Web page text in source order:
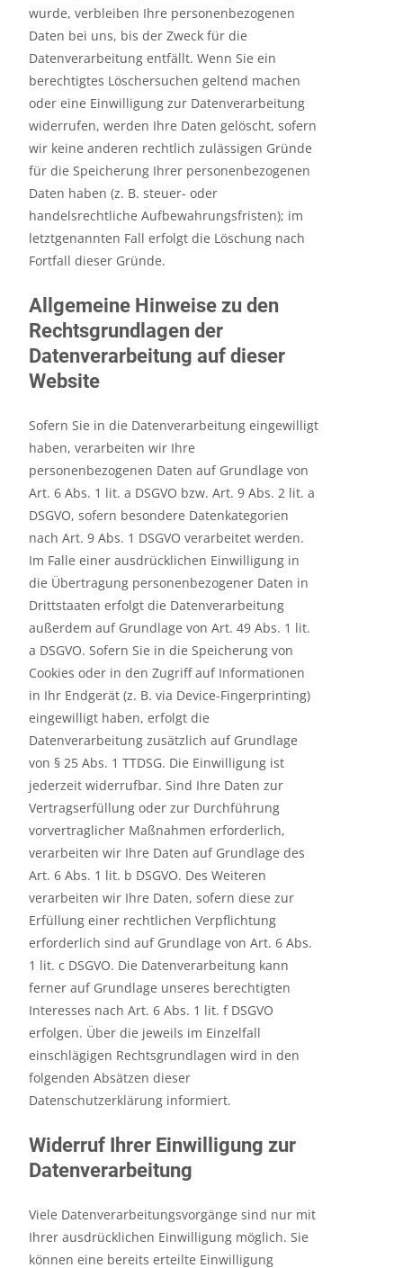
wurde, verbleiben Ihre personenbezogenen
Daten bei uns, bis der Zweck für die
Datenverarbeitung entfällt. Wenn Sie ein
berechtigtes Löschersuchen geltend machen
oder eine Einwilligung zur Datenverarbeitung
widerrufen, werden Ihre Daten gelöscht, sofern
wir keine anderen rechtlich zulässigen Gründe
für die Speicherung Ihrer personenbezogenen
Daten haben (z. B. steuer- oder
handelsrechtliche Aufbewahrungsfristen); im
letztgenannten Fall erfolgt die Löschung nach
Fortfall dieser Gründe.
Allgemeine Hinweise zu den
Rechtsgrundlagen der
Datenverarbeitung auf dieser
Website
Sofern Sie in die Datenverarbeitung eingewilligt
haben, verarbeiten wir Ihre
personenbezogenen Daten auf Grundlage von
Art. 6 Abs. 1 lit. a DSGVO bzw. Art. 9 Abs. 2 lit. a
DSGVO, sofern besondere Datenkategorien
nach Art. 9 Abs. 1 DSGVO verarbeitet werden.
Im Falle einer ausdrücklichen Einwilligung in
die Übertragung personenbezogener Daten in
Drittstaaten erfolgt die Datenverarbeitung
außerdem auf Grundlage von Art. 49 Abs. 1 lit.
a DSGVO. Sofern Sie in die Speicherung von
Cookies oder in den Zugriff auf Informationen
in Ihr Endgerät (z. B. via Device-Fingerprinting)
eingewilligt haben, erfolgt die
Datenverarbeitung zusätzlich auf Grundlage
von § 25 Abs. 1 TTDSG. Die Einwilligung ist
jederzeit widerrufbar. Sind Ihre Daten zur
Vertragserfüllung oder zur Durchführung
vorvertraglicher Maßnahmen erforderlich,
verarbeiten wir Ihre Daten auf Grundlage des
Art. 6 Abs. 1 lit. b DSGVO. Des Weiteren
verarbeiten wir Ihre Daten, sofern diese zur
Erfüllung einer rechtlichen Verpflichtung
erforderlich sind auf Grundlage von Art. 6 Abs.
1 lit. c DSGVO. Die Datenverarbeitung kann
ferner auf Grundlage unseres berechtigten
Interesses nach Art. 6 Abs. 1 lit. f DSGVO
erfolgen. Über die jeweils im Einzelfall
einschlägigen Rechtsgrundlagen wird in den
folgenden Absätzen dieser
Datenschutzerklärung informiert.
Widerruf Ihrer Einwilligung zur
Datenverarbeitung
Viele Datenverarbeitungsvorgänge sind nur mit
Ihrer ausdrücklichen Einwilligung möglich. Sie
können eine bereits erteilte Einwilligung